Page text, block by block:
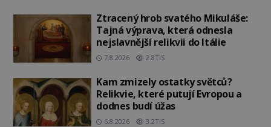
Ztracený hrob svatého Mikuláše:
Tajná výprava, která odnesla
nejslavnější relikvii do Itálie
7.8.2026 2.8TIS
Kam zmizely ostatky světců?
Relikvie, které putují Evropou a
dodnes budí úžas
6.8.2026 3.2TIS